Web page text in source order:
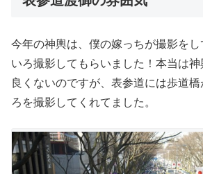
今年の神輿は、僕の嫁っちが撮影を
いろ撮影してもらいました！本当は
良くないのですが、表参道には歩道
ろを撮影してくれてました。